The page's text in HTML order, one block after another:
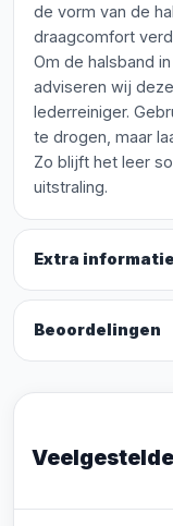
de vorm van de
draagcomfort
Om de halsband
adviseren wij
lederreiniger.
te drogen, maar
Zo blijft het leer
uitstraling.
Extra informatie
Beoordelingen